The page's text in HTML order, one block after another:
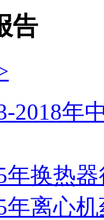
告
2018年
年换热
年离心